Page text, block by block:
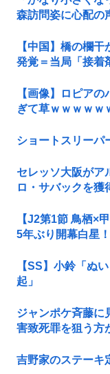
森訪問姿に心配の
【中国】橋の欄
発覚＝当局「接着
【画像】ロピア
ぎて草ｗｗｗｗｗ
ショートスリーパ
セレッソ大阪がア
ロ・サバックを
【J2第1節 鳥栖×
5年ぶり開幕白星
【SS】小鈴「ぬ
起」
ジャンポケ斉藤に
害致死罪を狙う方
吉野家のステーキ